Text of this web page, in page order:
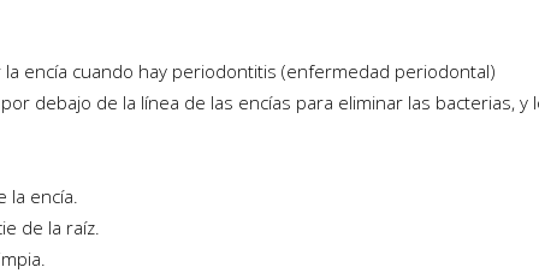
encía cuando hay periodontitis (enfermedad periodontal)
debajo de la línea de las encías para eliminar las bacterias, y
la encía.
de la raíz.